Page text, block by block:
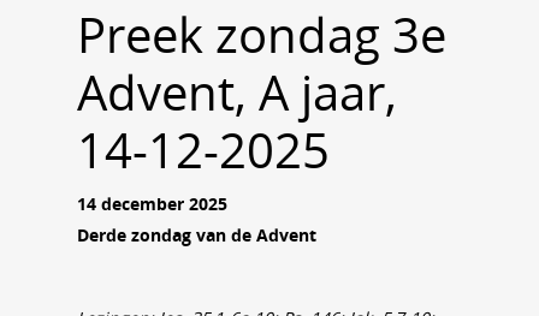
Preek zondag 3e
Advent, A jaar,
14-12-2025
14 december 2025
Derde zondag van de Advent